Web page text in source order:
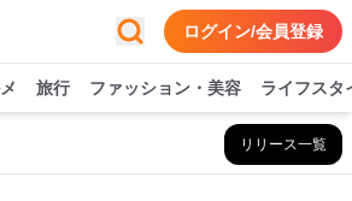
ログイン/会員登録
旅行 ファッション・美容 ライフスタ
リリース一覧